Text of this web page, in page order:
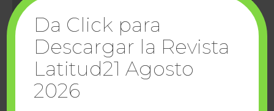
Da Click para
Descargar la Revista
Latitud21 Agosto
2026